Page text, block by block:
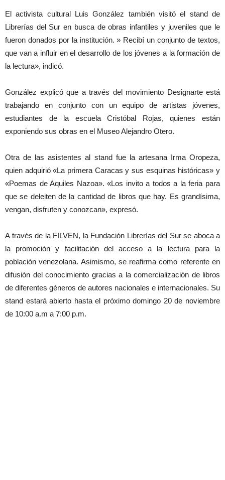
El activista cultural Luis González también visitó el stand de
Librerías del Sur en busca de obras infantiles y juveniles que le
fueron donados por la institución. » Recibí un conjunto de textos,
que van a influir en el desarrollo de los jóvenes a la formación de
la lectura», indicó.
González explicó que a través del movimiento Designarte está
trabajando en conjunto con un equipo de artistas jóvenes,
estudiantes de la escuela Cristóbal Rojas, quienes están
exponiendo sus obras en el Museo Alejandro Otero.
Otra de las asistentes al stand fue la artesana Irma Oropeza,
quien adquirió «La primera Caracas y sus esquinas históricas» y
«Poemas de Aquiles Nazoa». «Los invito a todos a la feria para
que se deleiten de la cantidad de libros que hay. Es grandísima,
vengan, disfruten y conozcan», expresó.
A través de la FILVEN, la Fundación Librerías del Sur se aboca a
la promoción y facilitación del acceso a la lectura para la
población venezolana. Asimismo, se reafirma como referente en
difusión del conocimiento gracias a la comercialización de libros
de diferentes géneros de autores nacionales e internacionales. Su
stand estará abierto hasta el próximo domingo 20 de noviembre
de 10:00 a.m a 7:00 p.m.